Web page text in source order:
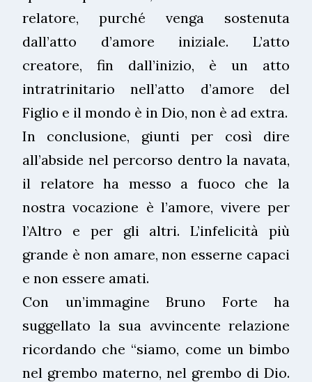
relatore, purché venga sostenuta
dall’atto d’amore iniziale. L’atto
creatore, fin dall’inizio, è un atto
intratrinitario nell’atto d’amore del
Figlio e il mondo è in Dio, non è ad extra.
In conclusione, giunti per così dire
all’abside nel percorso dentro la navata,
il relatore ha messo a fuoco che la
nostra vocazione è l’amore, vivere per
l’Altro e per gli altri. L’infelicità più
grande è non amare, non esserne capaci
e non essere amati.
Con un’immagine Bruno Forte ha
suggellato la sua avvincente relazione
ricordando che “siamo, come un bimbo
nel grembo materno, nel grembo di Dio.